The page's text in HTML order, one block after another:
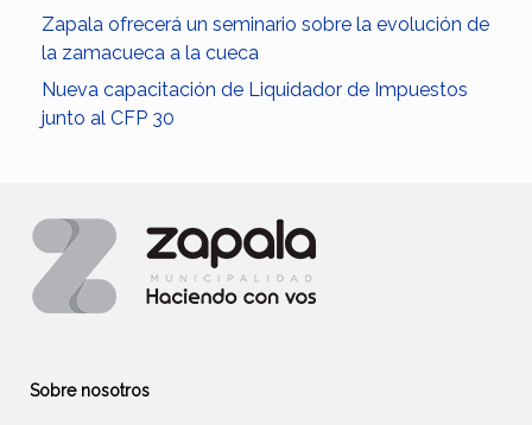
Zapala ofrecerá un seminario sobre la evolución de
la zamacueca a la cueca
Nueva capacitación de Liquidador de Impuestos
junto al CFP 30
Sobre nosotros